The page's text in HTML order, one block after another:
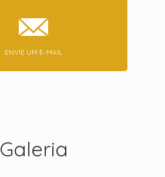
ENVIE UM E-MAIL
Galeria